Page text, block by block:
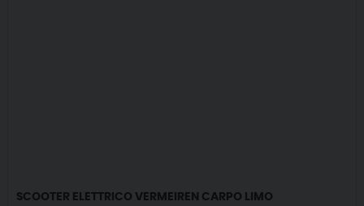
SCOOTER ELETTRICO VERMEIREN CARPO LIMO